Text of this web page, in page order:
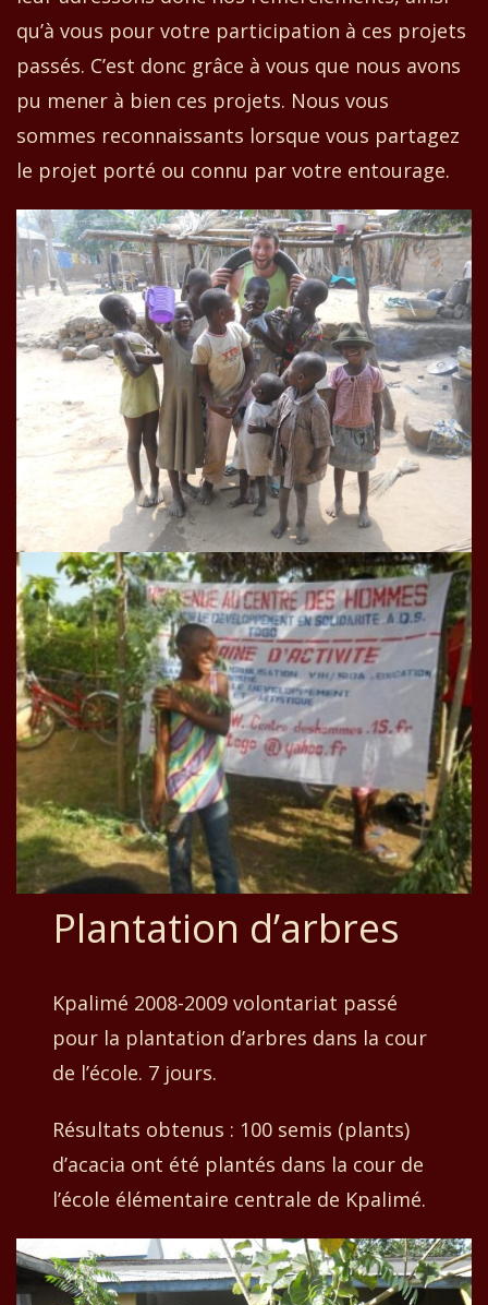
qu’à vous pour votre participation à ces projets
passés. C’est donc grâce à vous que nous avons
pu mener à bien ces projets. Nous vous
sommes reconnaissants lorsque vous partagez
le projet porté ou connu par votre entourage.
Plantation d’arbres
Kpalimé 2008-2009 volontariat passé
pour la plantation d’arbres dans la cour
de l’école. 7 jours.
Résultats obtenus : 100 semis (plants)
d’acacia ont été plantés dans la cour de
l’école élémentaire centrale de Kpalimé.